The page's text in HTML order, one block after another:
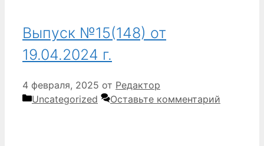
Выпуск №15(148) от
19.04.2024 г.
4 февраля, 2025 от Редактор
Рубрики
Uncategorized Оставьте комментарий